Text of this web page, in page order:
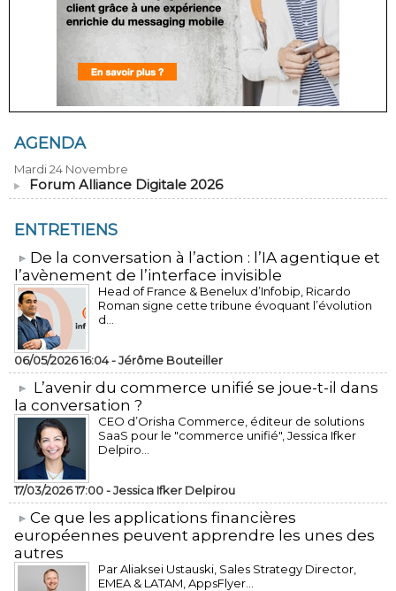
AGENDA
Mardi 24 Novembre
Forum Alliance Digitale 2026
ENTRETIENS
​De la conversation à l’action : l’IA agentique et
l’avènement de l’interface invisible
Head of France & Benelux d’Infobip, Ricardo
Roman signe cette tribune évoquant l’évolution
d...
06/05/2026 16:04 -Jérôme Bouteiller
L’avenir du commerce unifié se joue-t-il dans
la conversation ?
CEO d’Orisha Commerce, éditeur de solutions
SaaS pour le "commerce unifié", Jessica Ifker
Delpiro...
17/03/2026 17:00 -Jessica Ifker Delpirou
​Ce que les applications financières
européennes peuvent apprendre les unes des
autres
Par Aliaksei Ustauski, Sales Strategy Director,
EMEA & LATAM, AppsFlyer...